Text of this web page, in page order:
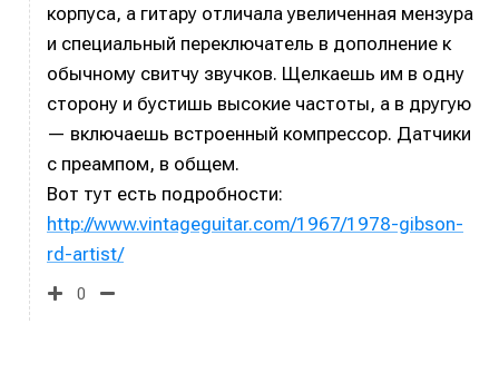
корпуса, а гитару отличала увеличенная мензура
и специальный переключатель в дополнение к
обычному свитчу звучков. Щелкаешь им в одну
сторону и бустишь высокие частоты, а в другую
— включаешь встроенный компрессор. Датчики
с преампом, в общем.
Вот тут есть подробности:
http://www.vintageguitar.com/1967/1978-gibson-
rd-artist/
0